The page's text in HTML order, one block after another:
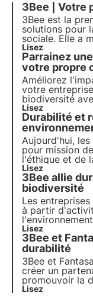
3Bee | Votre
3Bee est la
solutions pour
sociale. Elle a
pour surveiller
plus de 300
000 clients,
de la
Lisez
Parrainez
votre propre
Améliorez
votre
biodiversité
votre ruche
installer des
champion de
3Bee.
Lisez
Durabilité et
Aujourd'hui,
pour mission
l'éthique et de
Noverim a fait,
future de 3Bee.
Lisez
3Bee allie
biodiversité
Les
à partir
3Bee
comment être
la biodiversité
Lisez
3Bee et
durabilité
3Bee et
créer un
promouvoir la
collaboration a
Lisez